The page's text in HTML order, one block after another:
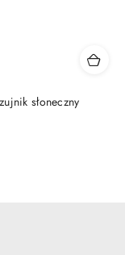
słoneczny